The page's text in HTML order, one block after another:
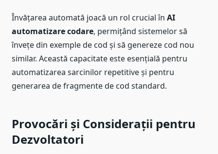
Învățarea automată joacă un rol crucial în AI
automatizare codare, permițând sistemelor să
învețe din exemple de cod și să genereze cod nou
similar. Această capacitate este esențială pentru
automatizarea sarcinilor repetitive și pentru
generarea de fragmente de cod standard.
Provocări și Considerații pentru
Dezvoltatori